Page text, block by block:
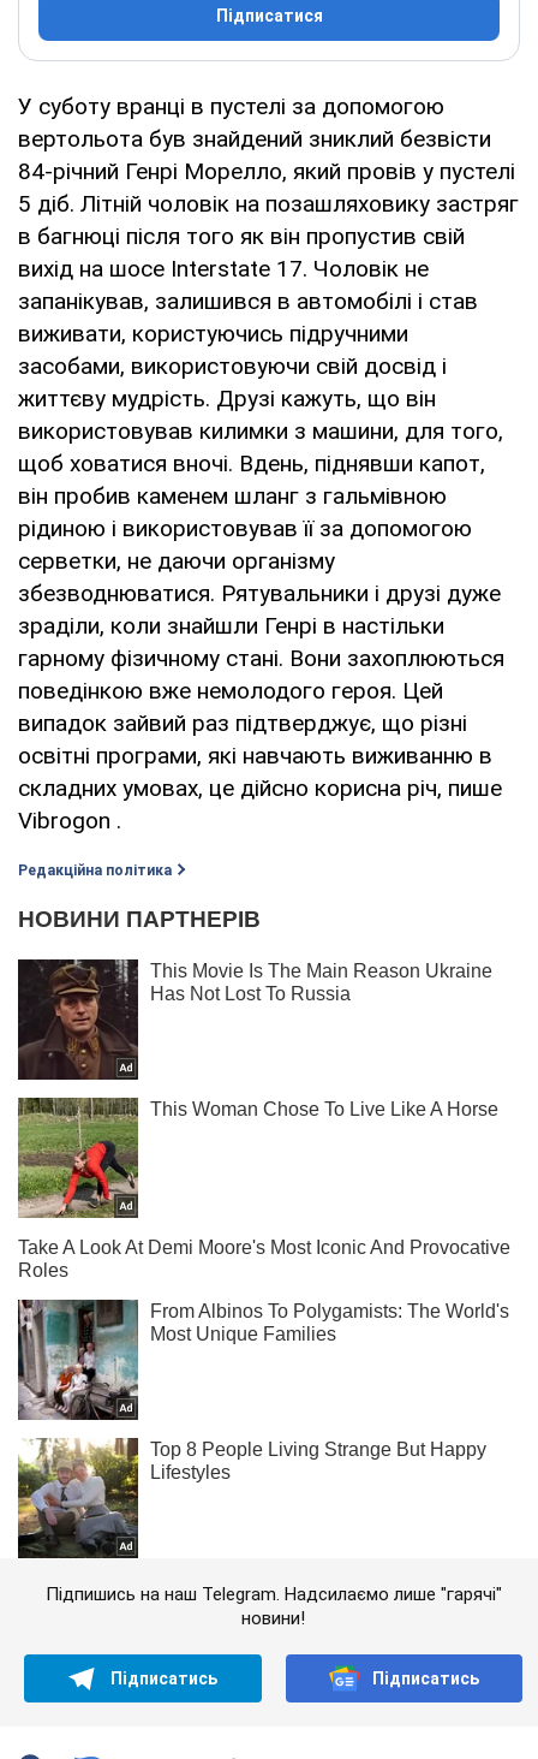
Підписатися
У суботу вранці в пустелі за допомогою
вертольота був знайдений зниклий безвісти
84-річний Генрі Морелло, який провів у пустелі
5 діб. Літній чоловік на позашляховику застряг
в багнюці після того як він пропустив свій
вихід на шосе Interstate 17. Чоловік не
запанікував, залишився в автомобілі і став
виживати, користуючись підручними
засобами, використовуючи свій досвід і
життєву мудрість. Друзі кажуть, що він
використовував килимки з машини, для того,
щоб ховатися вночі. Вдень, піднявши капот,
він пробив каменем шланг з гальмівною
рідиною і використовував її за допомогою
серветки, не даючи організму
збезводнюватися. Рятувальники і друзі дуже
зраділи, коли знайшли Генрі в настільки
гарному фізичному стані. Вони захоплюються
поведінкою вже немолодого героя. Цей
випадок зайвий раз підтверджує, що різні
освітні програми, які навчають виживанню в
складних умовах, це дійсно корисна річ, пише
Vibrogon .
Редакційна політика
Підпишись на наш Telegram. Надсилаємо лише "гарячі"
новини!
Підписатись Підписатись